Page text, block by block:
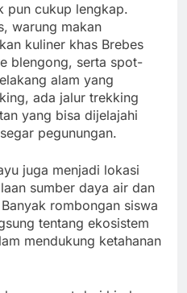
pun cukup lengkap.
warung makan
kuliner khas Brebes
blengong, serta spot-
alam yang
ada jalur trekking
yang bisa dijelajahi
pegunungan.
juga menjadi lokasi
sumber daya air dan
rombongan siswa
tentang ekosistem
mendukung ketahanan